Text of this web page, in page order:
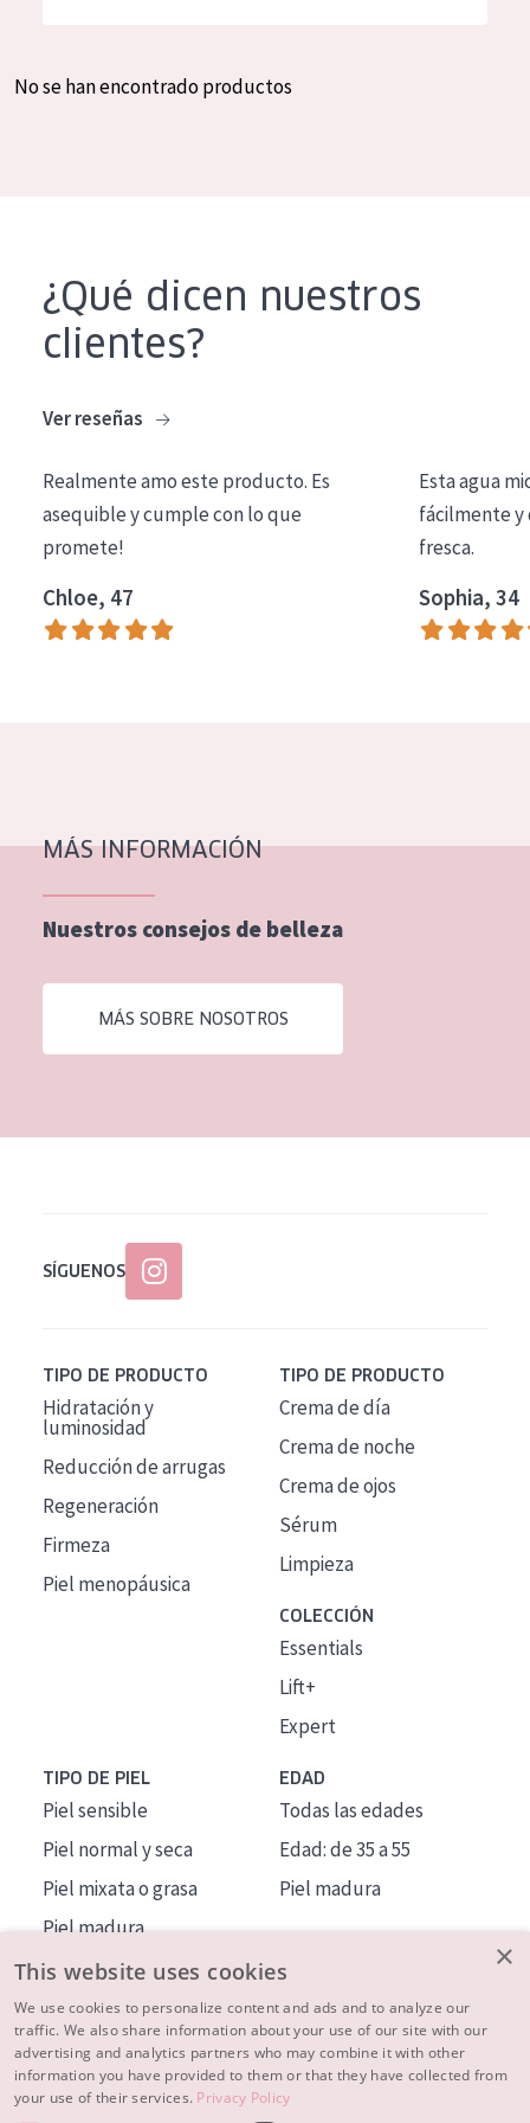
Crema de día
Crema de noche
Limpieza
COLECCIÓN
Essentials
Lift+
Piel normal y seca
Piel mixata o grasa
Piel madura
Piel expuesta al sol
Piel menopáusica
Todas las edades
Spanish
No se han encontrado productos
¿Qué dicen nuestros
clientes?
Ver reseñas
Realmente amo este producto. Es
asequible y cumple con lo que
promete!
Chloe, 47
Esta agua
fácilmente y
fresca.
Sophia, 34
MÁS INFORMACIÓN
Nuestros consejos de belleza
MÁS SOBRE NOSOTROS
SÍGUENOS
TIPO DE PRODUCTO
Hidratación y
luminosidad
Reducción de arrugas
Regeneración
Firmeza
Piel menopáusica
TIPO DE PRODUCTO
Crema de día
Crema de noche
Crema de ojos
Sérum
Limpieza
COLECCIÓN
Essentials
Lift+
Expert
TIPO DE PIEL
Piel sensible
Piel normal y seca
Piel mixata o grasa
Piel madura
Piel expuesta al sol
Piel menopáusica
EDAD
Todas las edades
Edad: de 35 a 55
Piel madura
MÁS SOBRE NOSOTROS
INSPIRACIÓN
×
This website uses cookies
We use cookies to personalize content and ads and to analyze our
traffic. We also share information about your use of our site with our
advertising and analytics partners who may combine it with other
information you have provided to them or that they have collected from
your use of their services. Privacy Policy